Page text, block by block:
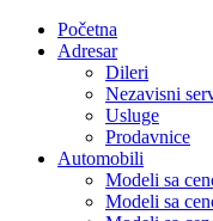
Početna
Adresar
Dileri
Nezavisni
Usluge
Prodavnice
Automobili
Modeli sa
Modeli sa